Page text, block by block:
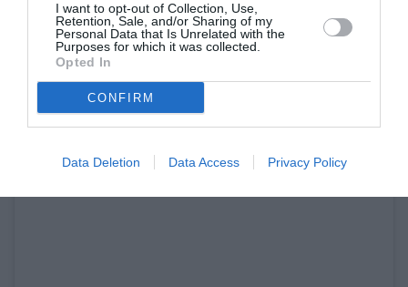
I want to opt-out of Collection, Use,
Retention, Sale, and/or Sharing of my
Personal Data that Is Unrelated with the
Purposes for which it was collected.
Opted In
CONFIRM
Data Deletion Data Access Privacy Policy